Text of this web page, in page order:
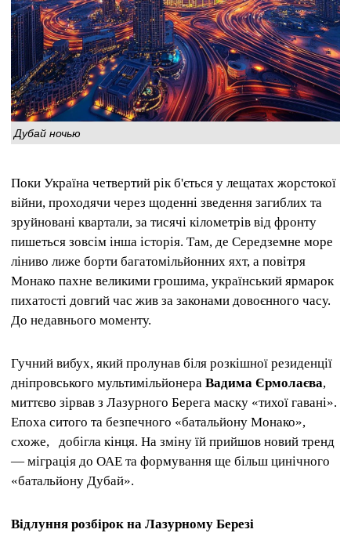
Дубай ночью
Поки Україна четвертий рік б'ється у лещатах жорстокої
війни, проходячи через щоденні зведення загиблих та
зруйновані квартали, за тисячі кілометрів від фронту
пишеться зовсім інша історія. Там, де Середземне море
ліниво лиже борти багатомільйонних яхт, а повітря
Монако пахне великими грошима, український ярмарок
пихатості довгий час жив за законами довоєнного часу.
До недавнього моменту.
Гучний вибух, який пролунав біля розкішної резиденції
дніпровського мультимільйонера Вадима Єрмолаєва,
миттєво зірвав з Лазурного Берега маску «тихої гавані».
Епоха ситого та безпечного «батальйону Монако»,
схоже, добігла кінця. На зміну їй прийшов новий тренд
— міграція до ОАЕ та формування ще більш цинічного
«батальйону Дубай».
Відлуння розбірок на Лазурному Березі